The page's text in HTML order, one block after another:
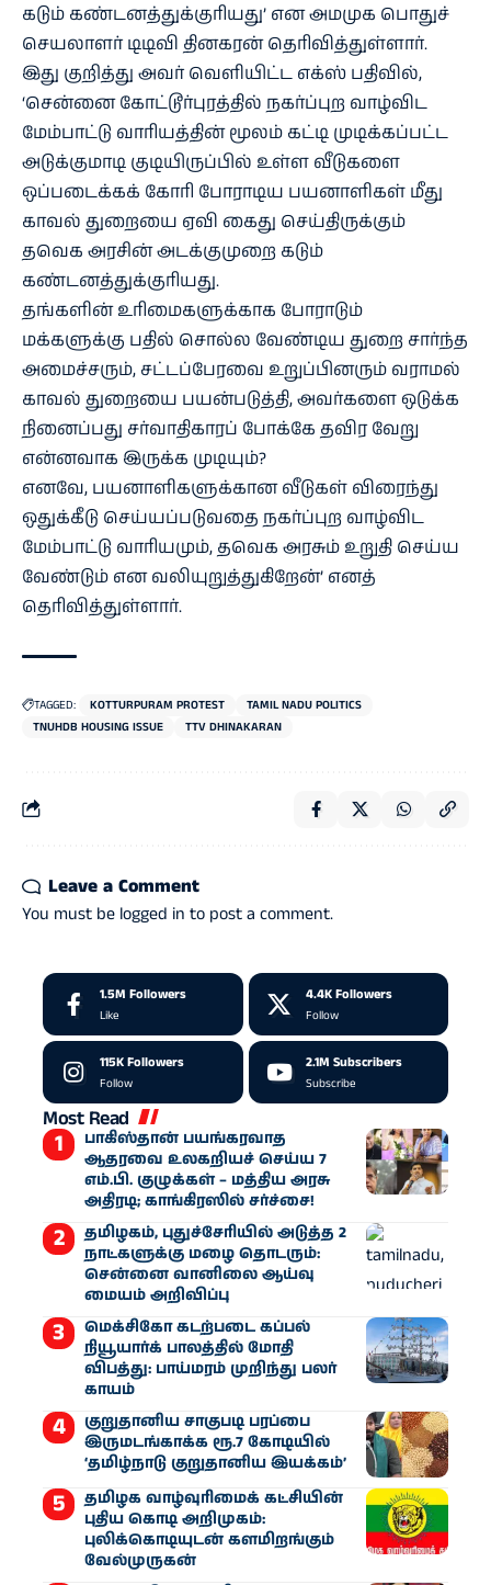
கடும் கண்டனத்துக்குரியது’ என அமமுக பொதுச்
செயலாளர் டிடிவி தினகரன் தெரிவித்துள்ளார்.
இது குறித்து அவர் வெளியிட்ட எக்ஸ் பதிவில்,
‘சென்னை கோட்டூர்புரத்தில் நகர்ப்புற வாழ்விட
மேம்பாட்டு வாரியத்தின் மூலம் கட்டி முடிக்கப்பட்ட
அடுக்குமாடி குடியிருப்பில் உள்ள வீடுகளை
ஒப்படைக்கக் கோரி போராடிய பயனாளிகள் மீது
காவல் துறையை ஏவி கைது செய்திருக்கும்
தவெக அரசின் அடக்குமுறை கடும்
கண்டனத்துக்குரியது.
தங்களின் உரிமைகளுக்காக போராடும்
மக்களுக்கு பதில் சொல்ல வேண்டிய துறை சார்ந்த
அமைச்சரும், சட்டப்பேரவை உறுப்பினரும் வராமல்
காவல் துறையை பயன்படுத்தி, அவர்களை ஒடுக்க
நினைப்பது சர்வாதிகாரப் போக்கே தவிர வேறு
என்னவாக இருக்க முடியும்?
எனவே, பயனாளிகளுக்கான வீடுகள் விரைந்து
ஒதுக்கீடு செய்யப்படுவதை நகர்ப்புற வாழ்விட
மேம்பாட்டு வாரியமும், தவெக அரசும் உறுதி செய்ய
வேண்டும் என வலியுறுத்துகிறேன்’ எனத்
தெரிவித்துள்ளார்.
TAGGED: KOTTURPURAM PROTEST
TAMIL NADU POLITICS
TNUHDB HOUSING ISSUE
TTV DHINAKARAN
Leave a Comment
You must be logged in to post a comment.
1.5M Followers
Like
4.4K Followers
Follow
115KFollowers
Follow
2.1M Subscribers
Subscribe
Most Read
பாகிஸ்தான் பயங்கரவாத
ஆதரவை உலகறியச் செய்ய 7
எம்.பி. குழுக்கள் – மத்திய அரசு
அதிரடி; காங்கிரஸில் சர்ச்சை!
தமிழகம், புதுச்சேரியில் அடுத்த 2
நாட்களுக்கு மழை தொடரும்:
சென்னை வானிலை ஆய்வு
மையம் அறிவிப்பு
மெக்சிகோ கடற்படை கப்பல்
நியூயார்க் பாலத்தில் மோதி
விபத்து: பாய்மரம் முறிந்து பலர்
காயம்
குறுதானிய சாகுபடி பரப்பை
இருமடங்காக்க ரூ.7 கோடியில்
‘தமிழ்நாடு குறுதானிய இயக்கம்’
தமிழக வாழ்வுரிமைக் கட்சியின்
புதிய கொடி அறிமுகம்:
புலிக்கொடியுடன் களமிறங்கும்
வேல்முருகன்